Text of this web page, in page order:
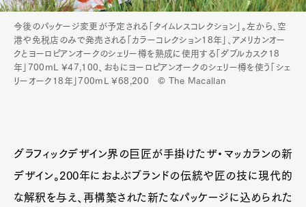
今後のパッケージ変更が予定される「タイムレスコレクション」。左から、空
港や免税店のみで発売される「カラーコレクション18年」、アメリカンオー
クとヨーロピアンオークのシェリー樽を熟成に使用する「ダブルカスク18
年」700mL ¥47,100、おもにヨーロピアンオークのシェリー樽を使う「シェ
リーオーク18年」700mL ¥68,200 © The Macallan
グラフィックデザイン界の巨匠が手掛けたザ・マッカランの新
デザイン。200年におよぶブランドの伝統や匠の技に現代的
な解釈を与え、再構築された新たなパッケージに込められた